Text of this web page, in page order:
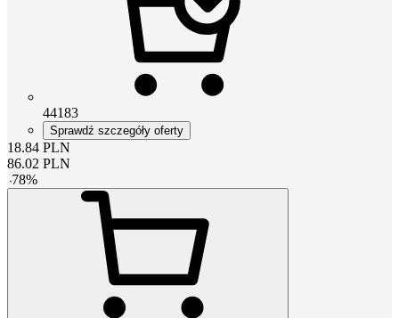
44183
Sprawdź szczegóły oferty
18.84 PLN
86.02 PLN
-78%